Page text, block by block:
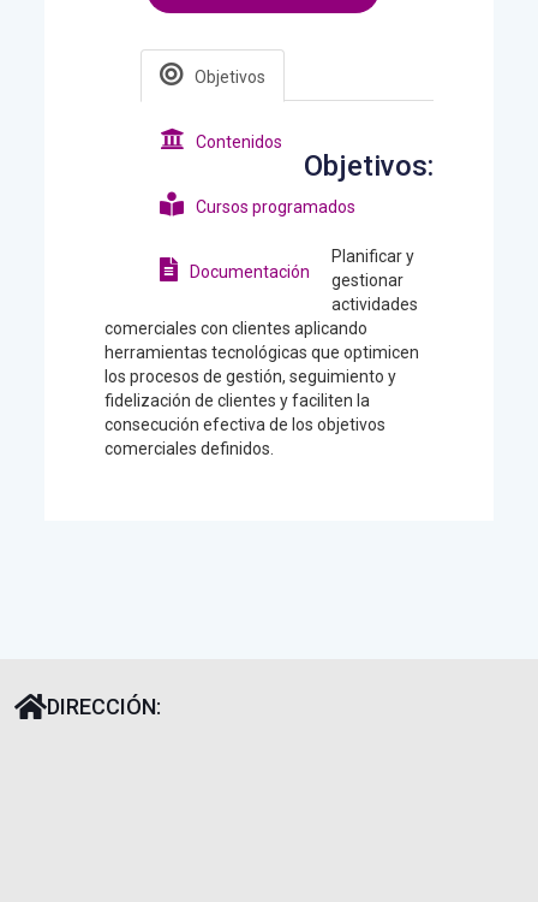
Objetivos
Contenidos
Cursos programados
Documentación
Objetivos:
Planificar y
gestionar
actividades
comerciales con clientes aplicando
herramientas tecnológicas que optimicen
los procesos de gestión, seguimiento y
fidelización de clientes y faciliten la
consecución efectiva de los objetivos
comerciales definidos.
DIRECCIÓN: